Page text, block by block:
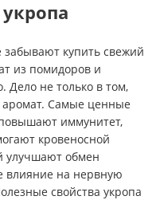
купить свежий
из помидоров и
Дело не только в том,
Самые ценные
повышают иммунитет,
кровеносной
улучшают обмен
влияние на нервную
свойства укропа